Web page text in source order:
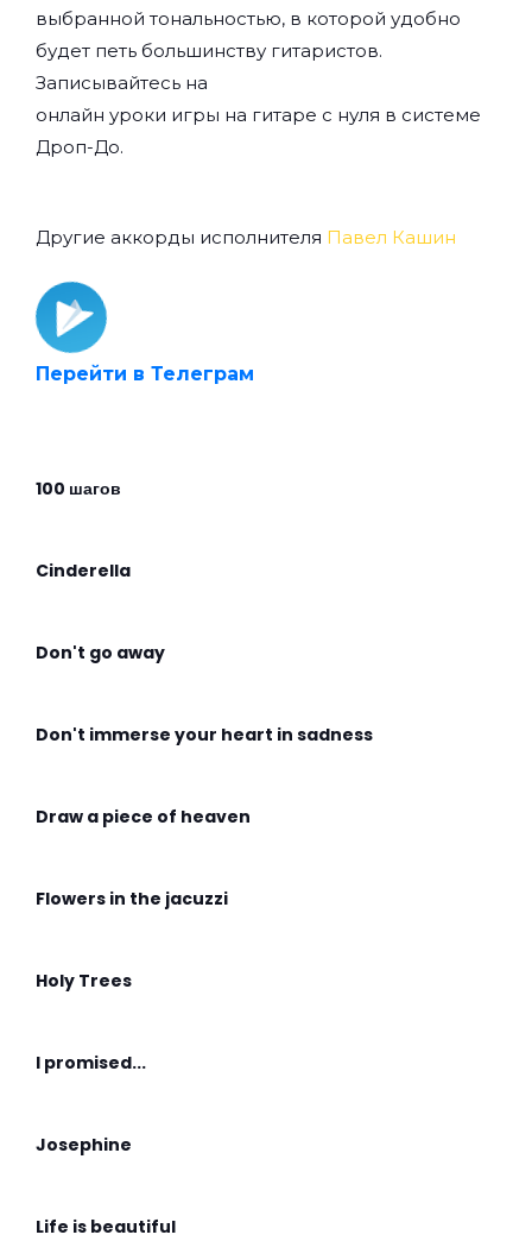
выбранной тональностью, в которой удобно
будет петь большинству гитаристов.
Записывайтесь на
онлайн уроки игры на гитаре с нуля в системе
Дроп-До.
Другие аккорды исполнителя Павел Кашин
Перейти в Телеграм
100 шагов
Cinderella
Don't go away
Don't immerse your heart in sadness
Draw a piece of heaven
Flowers in the jacuzzi
Holy Trees
I promised...
Josephine
Life is beautiful